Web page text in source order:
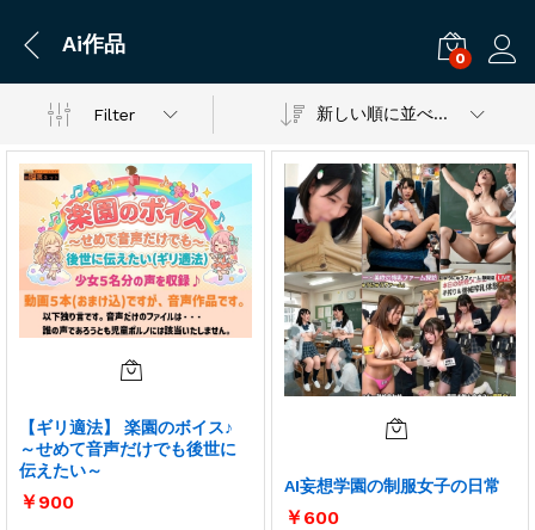
Ai作品
0
Filter 新しい順に並べ替え
【ギリ適法】 楽園のボイス♪
～せめて音声だけでも後世に
伝えたい～
￥900
AI妄想学園の制服女子の日常
￥600